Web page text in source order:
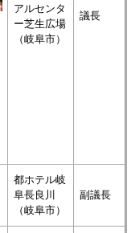
アルセンタ
ー芝生広場
（岐阜市）
議長
都ホテル岐
阜長良川
（岐阜市）
副議長